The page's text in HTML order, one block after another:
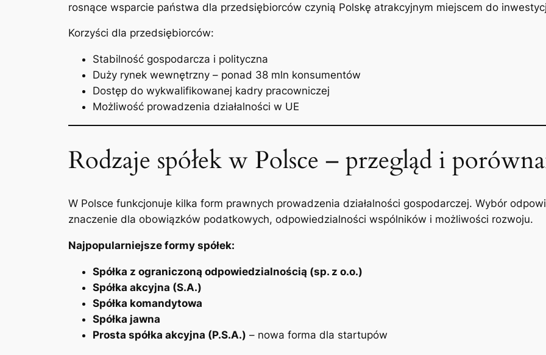
rosnące wsparcie państwa dla przedsiębiorców czynią Polskę atrakcyjnym miejscem do
Korzyści dla przedsiębiorców:
Stabilność gospodarcza i polityczna
Duży rynek wewnętrzny – ponad 38 mln konsumentów
Dostęp do wykwalifikowanej kadry pracowniczej
Możliwość prowadzenia działalności w UE
Rodzaje spółek w Polsce – przegląd i
W Polsce funkcjonuje kilka form prawnych prowadzenia działalności gospodarczej. Wybór
znaczenie dla obowiązków podatkowych, odpowiedzialności wspólników i możliwości rozwoju.
Najpopularniejsze formy spółek:
Spółka z ograniczoną odpowiedzialnością (sp. z o.o.)
Spółka akcyjna (S.A.)
Spółka komandytowa
Spółka jawna
Prosta spółka akcyjna (P.S.A.) – nowa forma dla startupów